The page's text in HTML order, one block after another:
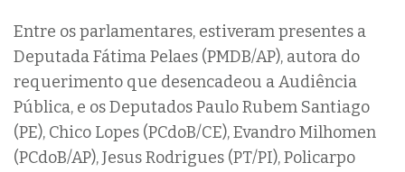
Entre os parlamentares, estiveram presentes a
Deputada Fátima Pelaes (PMDB/AP), autora do
requerimento que desencadeou a Audiência
Pública, e os Deputados Paulo Rubem Santiago
(PE), Chico Lopes (PCdoB/CE), Evandro Milhomen
(PCdoB/AP), Jesus Rodrigues (PT/PI), Policarpo